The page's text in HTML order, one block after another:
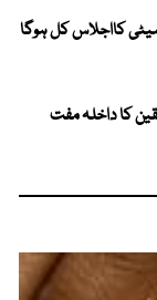
کااجلاس کل ہوگا
کا داخلہ مفت